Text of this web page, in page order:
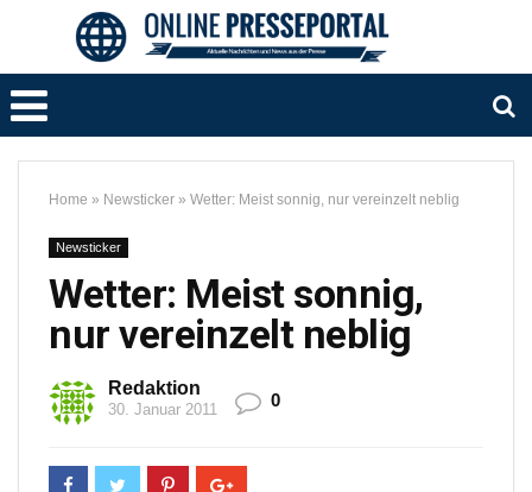
Home » Newsticker » Wetter: Meist sonnig, nur vereinzelt neblig
Newsticker
Wetter: Meist sonnig,
nur vereinzelt neblig
Redaktion
30. Januar 2011 0